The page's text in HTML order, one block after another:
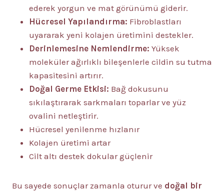
ederek yorgun ve mat görünümü giderir.
Hücresel Yapılandırma: Fibroblastları
uyararak yeni kolajen üretimini destekler.
Derinlemesine Nemlendirme: Yüksek
moleküler ağırlıklı bileşenlerle cildin su tutma
kapasitesini artırır.
Doğal Germe Etkisi: Bağ dokusunu
sıkılaştırarak sarkmaları toparlar ve yüz
ovalini netleştirir.
Hücresel yenilenme hızlanır
Kolajen üretimi artar
Cilt altı destek dokular güçlenir
Bu sayede sonuçlar zamanla oturur ve doğal bir